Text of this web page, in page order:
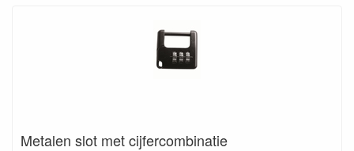
Metalen slot met cijfercombinatie